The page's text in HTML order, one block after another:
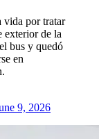
vida por tratar
exterior de la
bus y quedó
en
9, 2026